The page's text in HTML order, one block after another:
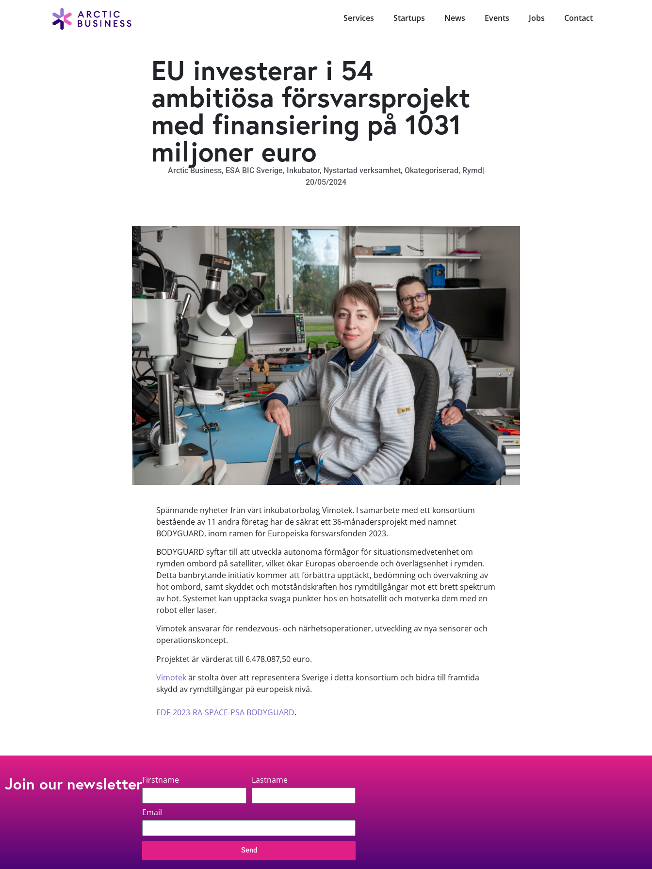
Services Startups News Events Jobs Contact
EU investerar i 54
ambitiösa försvarsprojekt
med finansiering på 1031
miljoner euro
Arctic Business, ESA BIC Sverige, Inkubator, Nystartad verksamhet, Okategoriserad, Rymd|
20/05/2024
Spännande nyheter från vårt inkubatorbolag Vimotek. I samarbete med ett konsortium
bestående av 11 andra företag har de säkrat ett 36-månadersprojekt med namnet
BODYGUARD, inom ramen för Europeiska försvarsfonden 2023.
BODYGUARD syftar till att utveckla autonoma förmågor för situationsmedvetenhet om
rymden ombord på satelliter, vilket ökar Europas oberoende och överlägsenhet i rymden.
Detta banbrytande initiativ kommer att förbättra upptäckt, bedömning och övervakning av
hot ombord, samt skyddet och motståndskraften hos rymdtillgångar mot ett brett spektrum
av hot. Systemet kan upptäcka svaga punkter hos en hotsatellit och motverka dem med en
robot eller laser.
Vimotek ansvarar för rendezvous- och närhetsoperationer, utveckling av nya sensorer och
operationskoncept.
Projektet är värderat till 6.478.087,50 euro.
Vimotekär stolta över att representera Sverige i detta konsortium och bidra till framtida
skydd av rymdtillgångar på europeisk nivå.
EDF-2023-RA-SPACE-PSA BODYGUARD.
Join our newsletterFirstname Lastname
Email
Send